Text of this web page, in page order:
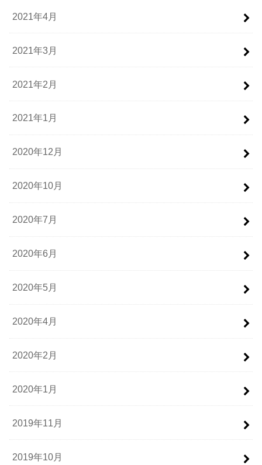
2021年4月
2021年3月
2021年2月
2021年1月
2020年12月
2020年10月
2020年7月
2020年6月
2020年5月
2020年4月
2020年2月
2020年1月
2019年11月
2019年10月